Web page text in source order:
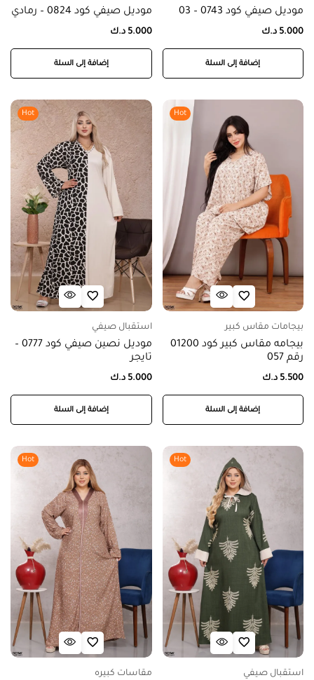
موديل صيفي كود 0743 – 03
5.000 د.ك
إضافة إلى السلة
موديل صيفي كود 0824 – رمادي
5.000 د.ك
إضافة إلى السلة
Hot
بيجامات مقاس كبير
بيجامه مقاس كبير كود 01200
رقم 057
5.500 د.ك
إضافة إلى السلة
Hot
استقبال صيفي
موديل نصين صيفي كود 0777 –
تايجر
5.000 د.ك
إضافة إلى السلة
Hot
استقبال صيفي
Hot
مقاسات كبيره